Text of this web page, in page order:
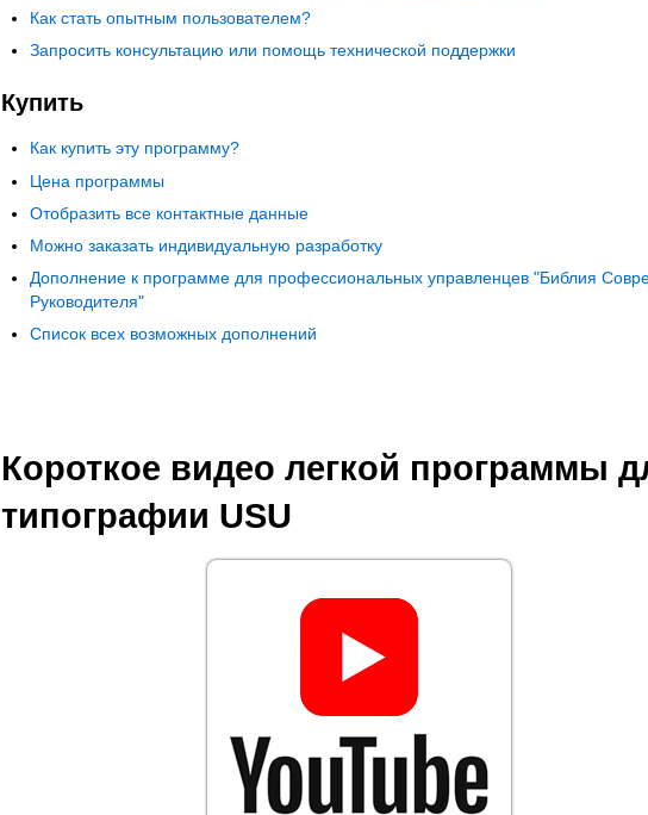
Как стать опытным пользователем?
Запросить консультацию или помощь технической поддержки
Купить
Как купить эту программу?
Цена программы
Отобразить все контактные данные
Можно заказать индивидуальную разработку
Дополнение к программе для профессиональных управленцев "Библия
Руководителя"
Список всех возможных дополнений
Короткое видео легкой программы
типографии USU